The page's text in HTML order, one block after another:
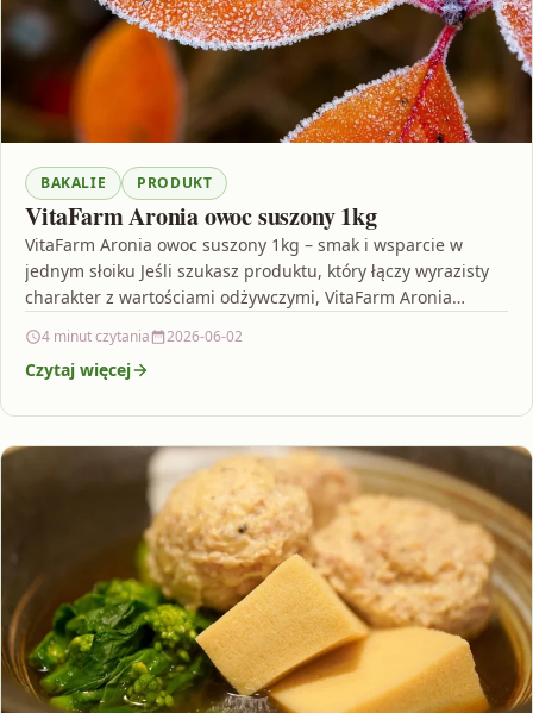
BAKALIE PRODUKT
VitaFarm Aronia owoc suszony 1kg
VitaFarm Aronia owoc suszony 1kg – smak i wsparcie w
jednym słoiku Jeśli szukasz produktu, który łączy wyrazisty
charakter z wartościami odżywczymi, VitaFarm Aronia…
4 minut czytania 2026-06-02
Czytaj więcej